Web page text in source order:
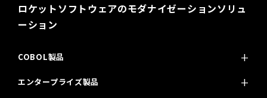
ロケットソフトウェアのモダナイゼーションソリュ
ーション
COBOL製品
エンタープライズ製品